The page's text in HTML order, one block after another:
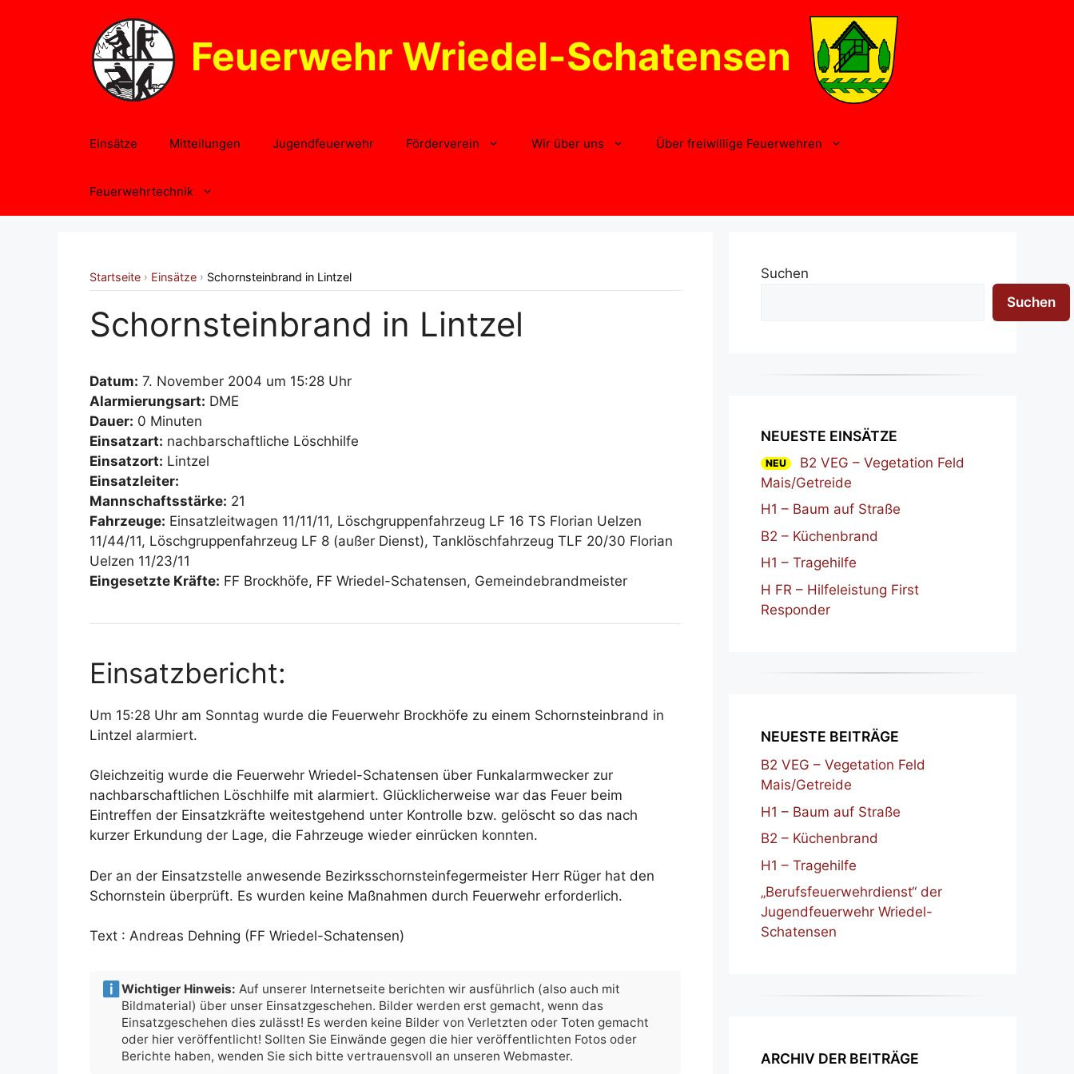
Feuerwehr Wriedel-Schatensen
Einsätze Mitteilungen Jugendfeuerwehr Förderverein Wir über uns Über freiwillige Feuerwehren
Feuerwehrtechnik
Startseite › Einsätze › Schornsteinbrand in Lintzel
Schornsteinbrand in Lintzel
Datum: 7. November 2004 um 15:28 Uhr
Alarmierungsart: DME
Dauer: 0 Minuten
Einsatzart: nachbarschaftliche Löschhilfe
Einsatzort: Lintzel
Einsatzleiter:
Mannschaftsstärke: 21
Fahrzeuge: Einsatzleitwagen 11/11/11, Löschgruppenfahrzeug LF 16 TS Florian Uelzen
11/44/11, Löschgruppenfahrzeug LF 8 (außer Dienst), Tanklöschfahrzeug TLF 20/30 Florian
Uelzen 11/23/11
Eingesetzte Kräfte: FF Brockhöfe, FF Wriedel-Schatensen, Gemeindebrandmeister
Einsatzbericht:
Um 15:28 Uhr am Sonntag wurde die Feuerwehr Brockhöfe zu einem Schornsteinbrand in
Lintzel alarmiert.
Gleichzeitig wurde die Feuerwehr Wriedel-Schatensen über Funkalarmwecker zur
nachbarschaftlichen Löschhilfe mit alarmiert. Glücklicherweise war das Feuer beim
Eintreffen der Einsatzkräfte weitestgehend unter Kontrolle bzw. gelöscht so das nach
kurzer Erkundung der Lage, die Fahrzeuge wieder einrücken konnten.
Der an der Einsatzstelle anwesende Bezirksschornsteinfegermeister Herr Rüger hat den
Schornstein überprüft. Es wurden keine Maßnahmen durch Feuerwehr erforderlich.
Text : Andreas Dehning (FF Wriedel-Schatensen)
Wichtiger Hinweis: Auf unserer Internetseite berichten wir ausführlich (also auch mit
Bildmaterial) über unser Einsatzgeschehen. Bilder werden erst gemacht, wenn das
Einsatzgeschehen dies zulässt! Es werden keine Bilder von Verletzten oder Toten gemacht
oder hier veröffentlicht! Sollten Sie Einwände gegen die hier veröffentlichten Fotos oder
Berichte haben, wenden Sie sich bitte vertrauensvoll an unseren Webmaster.
Suchen
Suchen
NEUESTE EINSÄTZE
NEU
B2 VEG – Vegetation Feld
Mais/Getreide
H1 – Baum auf Straße
B2 – Küchenbrand
H1 – Tragehilfe
H FR – Hilfeleistung First
Responder
NEUESTE BEITRÄGE
B2 VEG – Vegetation Feld
Mais/Getreide
H1 – Baum auf Straße
B2 – Küchenbrand
H1 – Tragehilfe
„Berufsfeuerwehrdienst“ der
Jugendfeuerwehr Wriedel-
Schatensen
ARCHIV DER BEITRÄGE